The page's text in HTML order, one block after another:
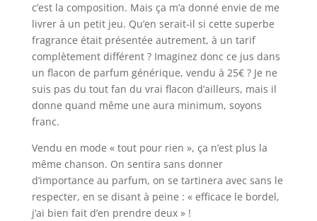
c’est la composition. Mais ça m’a donné envie de me
livrer à un petit jeu. Qu’en serait-il si cette superbe
fragrance était présentée autrement, à un tarif
complètement différent ? Imaginez donc ce jus dans
un flacon de parfum générique, vendu à 25€ ? Je ne
suis pas du tout fan du vrai flacon d’ailleurs, mais il
donne quand même une aura minimum, soyons
franc.
Vendu en mode « tout pour rien », ça n’est plus la
même chanson. On sentira sans donner
d’importance au parfum, on se tartinera avec sans le
respecter, en se disant à peine : « efficace le bordel,
j’ai bien fait d’en prendre deux » !